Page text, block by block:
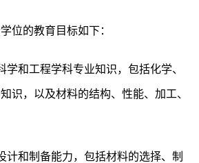
位的教育目标如下：
学和工程学科专业知识，包括化学、
识，以及材料的结构、性能、加工、
计和制备能力，包括材料的选择、制